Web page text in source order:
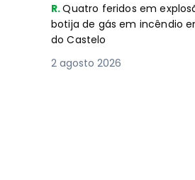
R.Quatro feridos em
botija de gás em incêndio
do Castelo
2 agosto 2026